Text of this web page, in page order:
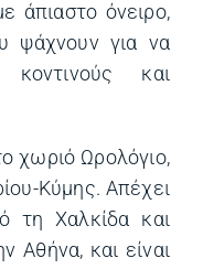
άπιαστο όνειρο,
ψάχνουν για να
και
χωριό Ωρολόγιο,
Κύμης. Απέχει
τη Χαλκίδα και
Αθήνα, και είναι